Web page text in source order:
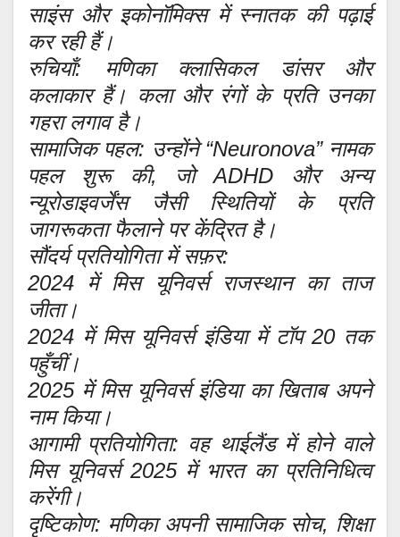
साइंस और इकोनॉमिक्स में स्नातक की पढ़ाई
कर रही हैं।
रुचियाँ: मणिका क्लासिकल डांसर और
कलाकार हैं। कला और रंगों के प्रति उनका
गहरा लगाव है।
सामाजिक पहल: उन्होंने “Neuronova” नामक
पहल शुरू की, जो ADHD और अन्य
न्यूरोडाइवर्जेंस जैसी स्थितियों के प्रति
जागरूकता फैलाने पर केंद्रित है।
सौंदर्य प्रतियोगिता में सफ़र:
2024 में मिस यूनिवर्स राजस्थान का ताज
जीता।
2024 में मिस यूनिवर्स इंडिया में टॉप 20 तक
पहुँचीं।
2025 में मिस यूनिवर्स इंडिया का खिताब अपने
नाम किया।
आगामी प्रतियोगिता: वह थाईलैंड में होने वाले
मिस यूनिवर्स 2025 में भारत का प्रतिनिधित्व
करेंगी।
दृष्टिकोण: मणिका अपनी सामाजिक सोच, शिक्षा